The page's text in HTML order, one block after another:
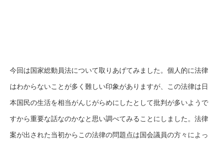
今回は国家総動員法について取りあげてみました。個人的に法律
はわからないことが多く難しい印象がありますが、この法律は日
本国民の生活を相当がんじがらめにしたとして批判が多いようで
すから重要な話なのかなと思い調べてみることにしました。法律
案が出された当初からこの法律の問題点は国会議員の方々によっ